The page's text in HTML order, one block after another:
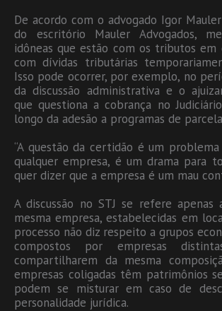
De acordo com o advogado Igor
do escritório Mauler Advogados,
idôneas que estão com os tributos em
com dívidas tributárias
Isso pode ocorrer, por exemplo, no
da discussão administrativa e o
que questiona a cobrança no
longo da adesão a programas de
“A questão da certidão é um
qualquer empresa, é um drama para
quer dizer que a empresa é um mau
A discussão no STJ se refere apenas
mesma empresa, estabelecidas em
processo não diz respeito a grupos
compostos por empresas
compartilharem da mesma
empresas coligadas têm patrimônios
podem se misturar em caso de
personalidade jurídica.